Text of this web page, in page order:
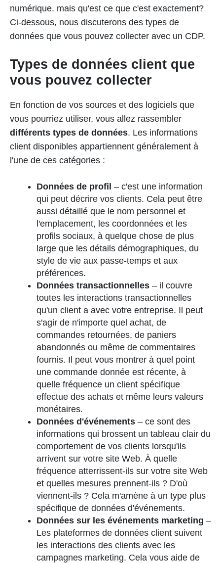
numérique. mais qu'est ce que c'est exactement?
Ci-dessous, nous discuterons des types de
données que vous pouvez collecter avec un CDP.
Types de données client que
vous pouvez collecter
En fonction de vos sources et des logiciels que
vous pourriez utiliser, vous allez rassembler
différents types de données. Les informations
client disponibles appartiennent généralement à
l'une de ces catégories :
Données de profil – c'est une information
qui peut décrire vos clients. Cela peut être
aussi détaillé que le nom personnel et
l'emplacement, les coordonnées et les
profils sociaux, à quelque chose de plus
large que les détails démographiques, du
style de vie aux passe-temps et aux
préférences.
Données transactionnelles – il couvre
toutes les interactions transactionnelles
qu'un client a avec votre entreprise. Il peut
s'agir de n'importe quel achat, de
commandes retournées, de paniers
abandonnés ou même de commentaires
fournis. Il peut vous montrer à quel point
une commande donnée est récente, à
quelle fréquence un client spécifique
effectue des achats et même leurs valeurs
monétaires.
Données d'événements – ce sont des
informations qui brossent un tableau clair du
comportement de vos clients lorsqu'ils
arrivent sur votre site Web. À quelle
fréquence atterrissent-ils sur votre site Web
et quelles mesures prennent-ils ? D'où
viennent-ils ? Cela m'amène à un type plus
spécifique de données d'événements.
Données sur les événements marketing –
Les plateformes de données client suivent
les interactions des clients avec les
campagnes marketing. Cela vous aide de